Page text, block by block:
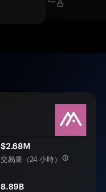
$2.68M
交易量（24 小時）
8.89B